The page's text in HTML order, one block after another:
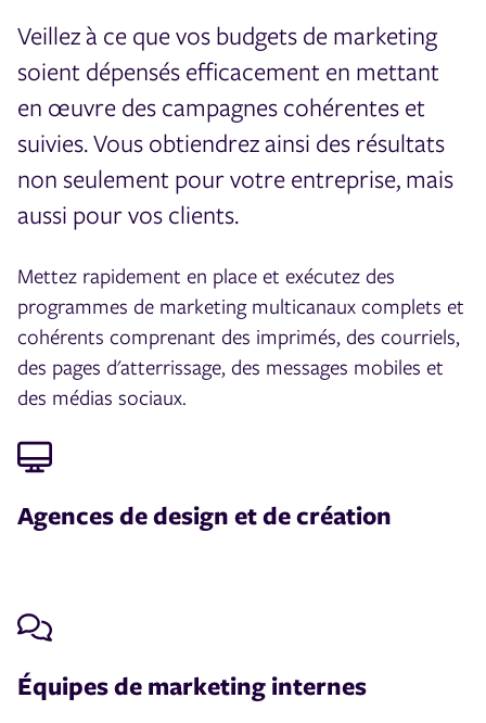
Veillez à ce que vos budgets de marketing
soient dépensés efficacement en mettant
en œuvre des campagnes cohérentes et
suivies. Vous obtiendrez ainsi des résultats
non seulement pour votre entreprise, mais
aussi pour vos clients.
Mettez rapidement en place et exécutez des
programmes de marketing multicanaux complets et
cohérents comprenant des imprimés, des courriels,
des pages d'atterrissage, des messages mobiles et
des médias sociaux.
Agences de design et de création
Équipes de marketing internes